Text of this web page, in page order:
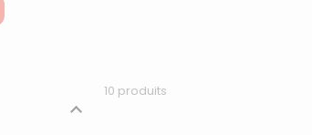
10 produits